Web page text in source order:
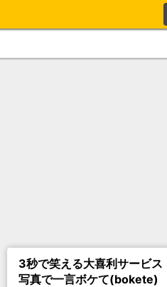
3秒で笑える大喜利サービス
写真で一言ボケて(bokete)